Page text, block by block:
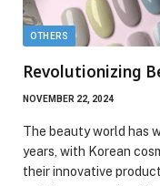
OTHERS
Revolutionizing
NOVEMBER 22, 2024
The beauty world has
years, with Korean
their innovative